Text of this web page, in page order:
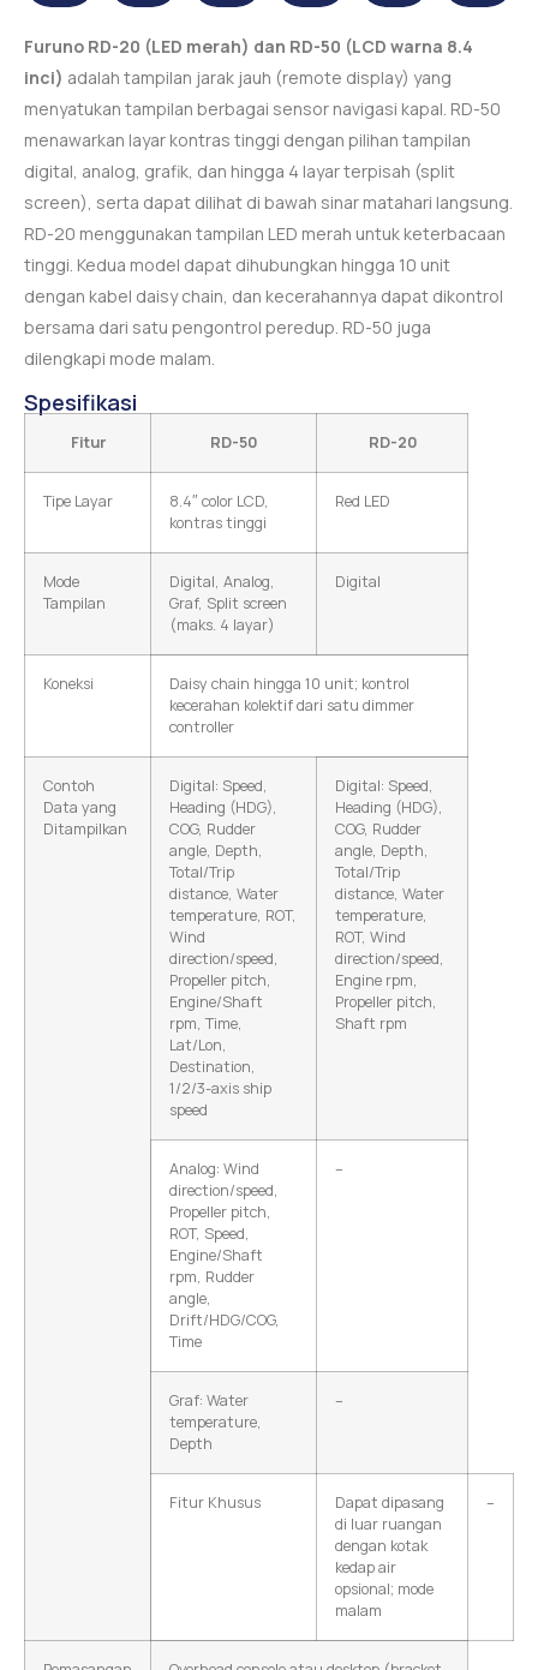
Furuno RD-20 (LED merah) dan RD-50 (LCD warna 8.4
inci) adalah tampilan jarak jauh (remote display) yang
menyatukan tampilan berbagai sensor navigasi kapal. RD-50
menawarkan layar kontras tinggi dengan pilihan tampilan
digital, analog, grafik, dan hingga 4 layar terpisah (split
screen), serta dapat dilihat di bawah sinar matahari langsung.
RD-20 menggunakan tampilan LED merah untuk keterbacaan
tinggi. Kedua model dapat dihubungkan hingga 10 unit
dengan kabel daisy chain, dan kecerahannya dapat dikontrol
bersama dari satu pengontrol peredup. RD-50 juga
dilengkapi mode malam.
Spesifikasi
Fitur RD-50 RD-20
Tipe Layar
8.4″ color LCD,
kontras tinggi
Red LED
Mode
Tampilan
Digital, Analog,
Graf, Split screen
(maks. 4 layar)
Digital
Koneksi
Daisy chain hingga 10 unit; kontrol
kecerahan kolektif dari satu dimmer
controller
Contoh
Data yang
Ditampilkan
Digital: Speed,
Heading (HDG),
COG, Rudder
angle, Depth,
Total/Trip
distance, Water
temperature, ROT,
Wind
direction/speed,
Propeller pitch,
Engine/Shaft
rpm, Time,
Lat/Lon,
Destination,
1/2/3-axis ship
speed
Digital: Speed,
Heading (HDG),
COG, Rudder
angle, Depth,
Total/Trip
distance, Water
temperature,
ROT, Wind
direction/speed,
Engine rpm,
Propeller pitch,
Shaft rpm
Analog: Wind
direction/speed,
Propeller pitch,
ROT, Speed,
Engine/Shaft
rpm, Rudder
angle,
Drift/HDG/COG,
Time
–
Graf: Water
temperature,
Depth
–
Fitur Khusus
Dapat dipasang
di luar ruangan
dengan kotak
kedap air
opsional; mode
malam
–